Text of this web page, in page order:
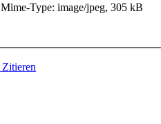
Mime-Type: image/jpeg, 305 kB
Zitieren